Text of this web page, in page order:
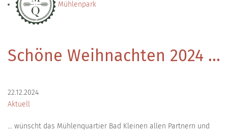
Mühlenpark
Schöne Weihnachten 2024 ...
22.12.2024
Aktuell
... wünscht das Mühlenquartier Bad Kleinen allen Partnern und